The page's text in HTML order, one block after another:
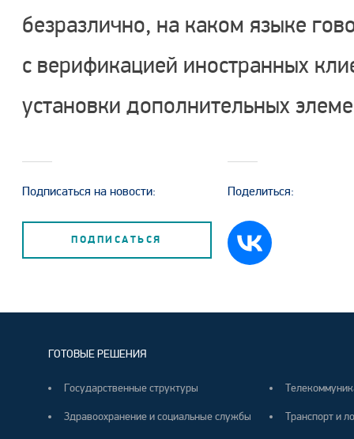
безразлично, на каком языке
с верификацией иностранных
установки дополнительных
Подписаться на новости:
ПОДПИСАТЬСЯ
Поделиться:
ГОТОВЫЕ РЕШЕНИЯ
Государственные структуры
Здравоохранение и социальные службы Транспорт и